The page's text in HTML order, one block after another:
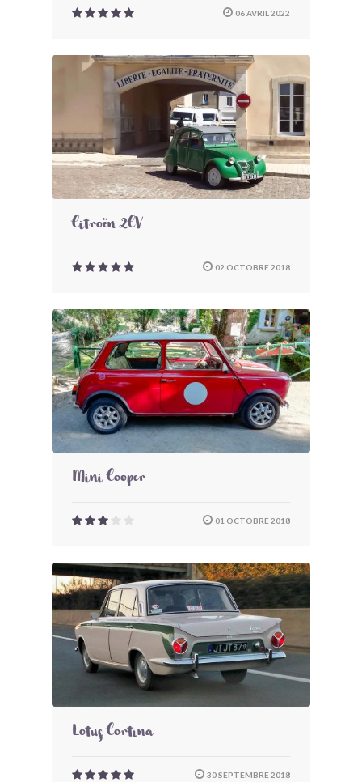
06 AVRIL 2022
Citroën 2CV
02 OCTOBRE 2018
Mini Cooper
01 OCTOBRE 2018
Lotus Cortina
30 SEPTEMBRE 2018